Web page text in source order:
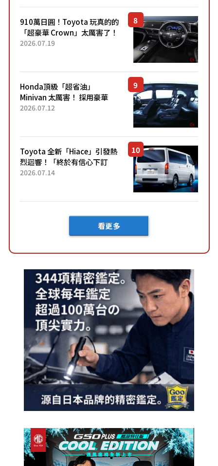
了！...
910萬日圓！Toyota 玩真的的
「超豪華 Crown」太厲害了！
採用由「匠人技藝」打造的
2026.07.19
Honda頂級「超省油」
Minivan 太厲害！ 採用豪華
「真皮座椅」與專屬「黑色內
「三...
2026.07.12
Toyota 全新「Hiace」引發熱
烈迴響！「終於有信心下訂
了！」「哪個等級交車最
車？...
2026.07.14
看更多